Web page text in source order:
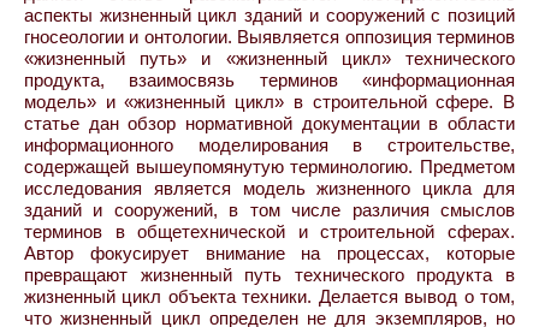
аспекты жизненный цикл зданий и сооружений с позиций
гносеологии и онтологии. Выявляется оппозиция терминов
«жизненный путь» и «жизненный цикл» технического
продукта, взаимосвязь терминов «информационная
модель» и «жизненный цикл» в строительной сфере. В
статье дан обзор нормативной документации в области
информационного моделирования в строительстве,
содержащей вышеупомянутую терминологию. Предметом
исследования является модель жизненного цикла для
зданий и сооружений, в том числе различия смыслов
терминов в общетехнической и строительной сферах.
Автор фокусирует внимание на процессах, которые
превращают жизненный путь технического продукта в
жизненный цикл объекта техники. Делается вывод о том,
что жизненный цикл определен не для экземпляров, но